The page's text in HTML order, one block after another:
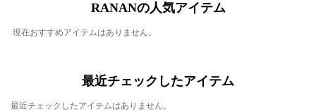
RANANの人気アイテム
現在おすすめアイテムはありません。
最近チェックしたアイテム
最近チェックしたアイテムはありません。